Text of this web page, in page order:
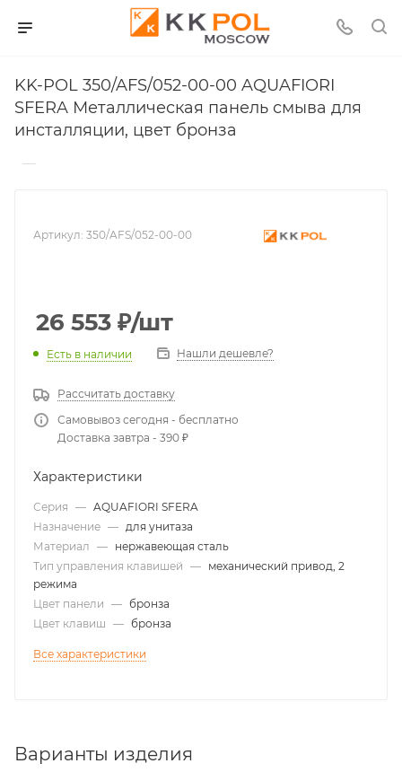
KK-POL 350/AFS/052-00-00 AQUAFIORI
SFERA Металлическая панель смыва для
инсталляции, цвет бронза
—
Артикул: 350/AFS/052-00-00
26 553 ₽/шт
Есть в наличии Нашли дешевле?
Рассчитать доставку
Самовывоз сегодня - бесплатно
Доставка завтра - 390 ₽
Характеристики
Серия — AQUAFIORI SFERA
Назначение — для унитаза
Материал — нержавеющая сталь
Тип управления клавишей — механический привод, 2
режима
Цвет панели — бронза
Цвет клавиш — бронза
Все характеристики
Варианты изделия